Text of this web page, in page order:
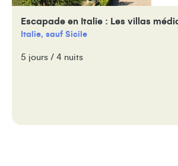
Escapade en Italie : Les villas
Italie, sauf Sicile
5 jours / 4 nuits